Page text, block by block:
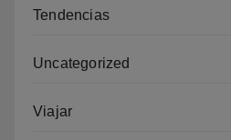
Tendencias
Uncategorized
Viajar